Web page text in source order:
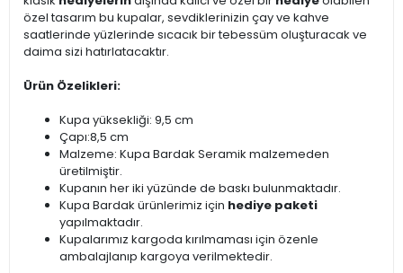
özel tasarım bu kupalar, sevdiklerinizin çay ve kahve
saatlerinde yüzlerinde sıcacık bir tebessüm oluşturacak ve
daima sizi hatırlatacaktır.
Ürün Özelikleri:
Kupa yüksekliği: 9,5 cm
Çapı:8,5 cm
Malzeme: Kupa Bardak Seramik malzemeden
üretilmiştir.
Kupanın her iki yüzünde de baskı bulunmaktadır.
Kupa Bardak ürünlerimiz için hediye paketi
yapılmaktadır.
Kupalarımız kargoda kırılmaması için özenle
ambalajlanıp kargoya verilmektedir.